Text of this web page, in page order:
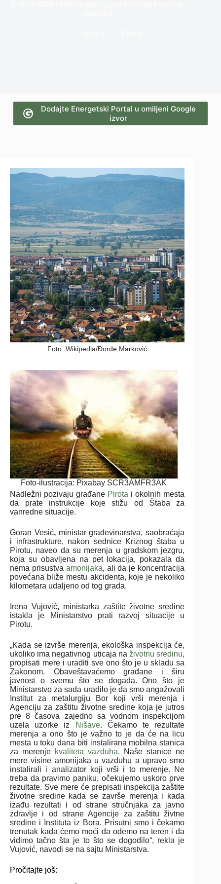
Dodajte Energetski Portal u omiljeni Google
izvor
Foto: Wikipedia/Đorđe Marković
Foto-ilustracija: Pixabay SCR3AMFR3AK
Nadležni pozivaju građane Pirota i okolnih mesta
da prate instrukcije koje stižu od Štaba za
vanredne situacije.
Goran Vesić, ministar građevinarstva, saobraćaja
i infrastrukture, nakon sednice Kriznog štaba u
Pirotu, naveo da su merenja u gradskom jezgru,
koja su obavljena na pet lokacija, pokazala da
nema prisustva amonijaka, ali da je koncentracija
povećana bliže mestu akcidenta, koje je nekoliko
kilometara udaljeno od tog grada.
Irena Vujović, ministarka zaštite životne sredine
istakla je Ministarstvo prati razvoj situacije u
Pirotu.
„Kada se izvrše merenja, ekološka inspekcija će,
ukoliko ima negativnog uticaja na životnu sredinu,
propisati mere i uraditi sve ono što je u skladu sa
Zakonom. Obaveštavaćemo građane i širu
javnost o svemu što se događa. Ono što je
Ministarstvo za sada uradilo je da smo angažovali
Institut za metalurgiju Bor koji vrši merenja i
Agenciju za zaštitu životne sredine koja je jutros
pre 8 časova zajedno sa vodnom inspekcijom
uzela uzorke iz
Nišave. Čekamo te rezultate
merenja a ono što je važno to je da će na licu
mesta u toku dana biti instalirana mobilna stanica
za merenje kvaliteta vazduha. Naše stanice ne
mere visine amonijaka u vazduhu a upravo smo
instalirali i analizator koji vrši i to merenje. Ne
treba da pravimo paniku, očekujemo uskoro prve
rezultate. Sve mere će prepisati inspekcija zaštite
životne sredine kada se završe merenja i kada
izađu rezultati i od strane stručnjaka za javno
zdravlje i od strane Agencije za zaštitu živtne
sredine i Instituta iz Bora. Prisutni smo i čekamo
trenutak kada ćemo moći da odemo na teren i da
vidimo tačno šta je to što se dogodilo“, rekla je
Vujović, navodi se na sajtu Ministarstva.
Pročitajte još: